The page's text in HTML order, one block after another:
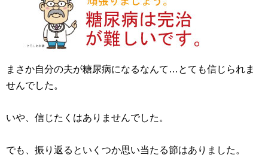
まさか自分の夫が糖尿病になるなんて…とても信じられま
せんでした。
いや、信じたくはありませんでした。
でも、振り返るといくつか思い当たる節はありました。